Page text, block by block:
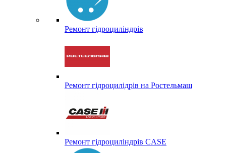
Ремонт гідроциліндрів
Ремонт гідроцилідрів на Ростельмаш
Ремонт гідроциліндрів CASE